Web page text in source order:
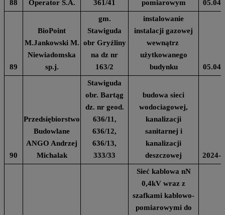
88
Operator S.A.
361/41
pomiarowym
89
BioPoint
M.Jankowski M.
Niewiadomska
sp.j.
gm.
Stawiguda
obr Gryźliny
na dz nr
163/2
instalowanie
instalacji gazowej
wewnątrz
użytkowanego
budynku
90
Przedsiębiorstwo
Budowlane
ANGO Andrzej
Michalak
Stawiguda
obr. Bartąg
dz. nr geod.
636/11,
636/12,
636/13,
333/33
budowa sieci
wodociagowej,
kanalizacji
sanitarnej i
kanalizacji
deszczowej
2024-
Sieć kablowa nN
0,4kV wraz z
szafkami kablowo-
pomiarowymi do